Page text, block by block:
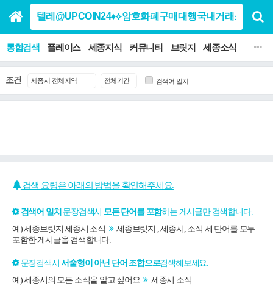
통합검색 플레이스 세종지식 커뮤니티 브릿지 세종소식 맛집
조건 검색어 일치
검색 요령은 아래의 방법을 확인해주세요.
검색어 일치 문장검색시 모든 단어를 포함하는 게시글만 검색합니다.
예) 세종브릿지 세종시 소식
세종브릿지 , 세종시, 소식 세 단어를 모두
포함한 게시글을 검색합니다.
문장검색시서술형이 아닌 단어 조합으로검색해보세요.
예) 세종시의 모든 소식을 알고 싶어요 세종시 소식